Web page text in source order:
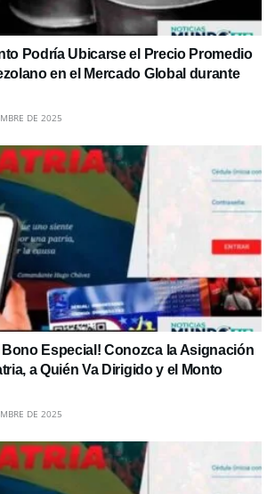
Podría Ubicarse el Precio Promedio
en el Mercado Global durante
DE 2025
Especial! Conozca la Asignación
a Quién Va Dirigido y el Monto
DE 2025